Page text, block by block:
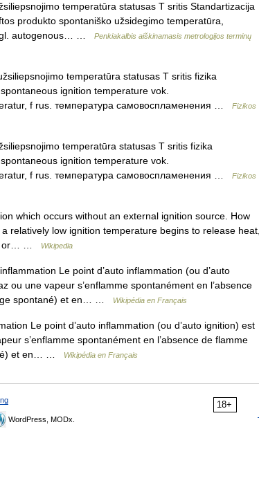
temperatūra statusas T sritis Standartizacija
produkto spontaniško užsidegimo temperatūra,
autogenous… …
Penkiakalbis aiškinamasis metrologijos terminų
temperatūra statusas T sritis fizika
ignition temperature vok.
f rus. температура самовоспламенения …
Fizikos
temperatūra statusas T sritis fizika
ignition temperature vok.
f rus. температура самовоспламенения …
Fizikos
which occurs without an external ignition source. How
relatively low ignition temperature begins to release heat,
or… …
Wikipedia
Le point d’auto inflammation (ou d’auto
ou une vapeur s’enflamme spontanément en l’absence
spontané) et en… …
Wikipédia en Français
Le point d’auto inflammation (ou d’auto ignition) est
s’enflamme spontanément en l’absence de flamme
et en… …
Wikipédia en Français
18+
WordPress, MODx.